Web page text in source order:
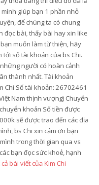
giúp bạn 1 phần nhỏ
để chúng ta có chung
đọc bài, thấy bài hay xin like
muốn làm từ thiện, hãy
tới số tài khoản của bs Chi.
người có hoàn cảnh
thành nhất. Tài khoản
Chi Số tài khoản: 26702461
Nam thịnh vượng) Chuyển
khoản Số tiền được
sẽ được trao đến các địa
bs Chi xin cảm ơn bạn
trong thời gian qua vs
bạn đọc sức khoẻ, hạnh
bài viết của Kim Chi